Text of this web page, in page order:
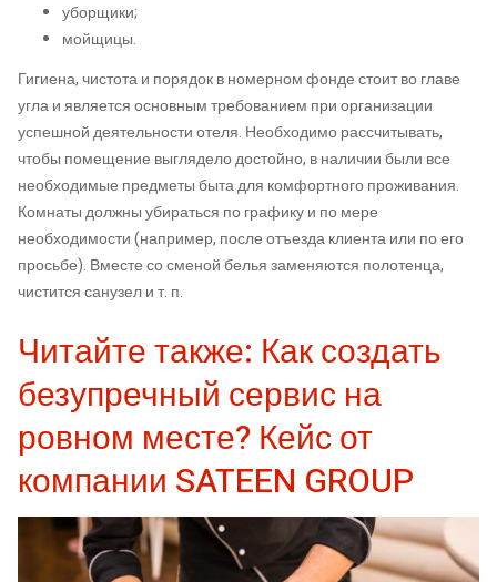
уборщики;
мойщицы.
Гигиена, чистота и порядок в номерном фонде стоит во главе
угла и является основным требованием при организации
успешной деятельности отеля. Необходимо рассчитывать,
чтобы помещение выглядело достойно, в наличии были все
необходимые предметы быта для комфортного проживания.
Комнаты должны убираться по графику и по мере
необходимости (например, после отъезда клиента или по его
просьбе). Вместе со сменой белья заменяются полотенца,
чистится санузел и т. п.
Читайте также: Как создать
безупречный сервис на
ровном месте? Кейс от
компании SATEEN GROUP